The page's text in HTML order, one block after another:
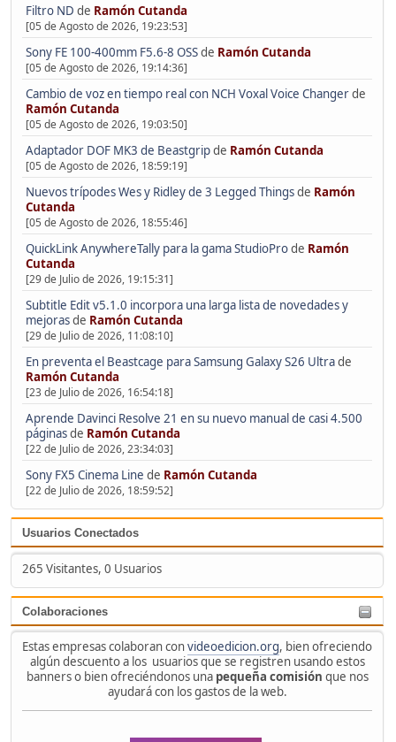
Filtro ND de Ramón Cutanda
[05 de Agosto de 2026, 19:23:53]
Sony FE 100-400mm F5.6-8 OSSde Ramón Cutanda
[05 de Agosto de 2026, 19:14:36]
Cambio de voz en tiempo real con NCH Voxal Voice Changerde
Ramón Cutanda
[05 de Agosto de 2026, 19:03:50]
Adaptador DOF MK3 de Beastgripde Ramón Cutanda
[05 de Agosto de 2026, 18:59:19]
Nuevos trípodes Wes y Ridley de 3 Legged Thingsde Ramón
Cutanda
[05 de Agosto de 2026, 18:55:46]
QuickLink AnywhereTally para la gama StudioProde Ramón
Cutanda
[29 de Julio de 2026, 19:15:31]
Subtitle Edit v5.1.0 incorpora una larga lista de novedades y
mejorasde Ramón Cutanda
[29 de Julio de 2026, 11:08:10]
En preventa el Beastcage para Samsung Galaxy S26 Ultrade
Ramón Cutanda
[23 de Julio de 2026, 16:54:18]
Aprende Davinci Resolve 21 en su nuevo manual de casi 4.500
páginasde Ramón Cutanda
[22 de Julio de 2026, 23:34:03]
Sony FX5 Cinema Line de Ramón Cutanda
[22 de Julio de 2026, 18:59:52]
Usuarios Conectados
265 Visitantes, 0 Usuarios
Colaboraciones
Estas empresas colaboran convideoedicion.org, bien ofreciendo
algún descuento a los usuarios que se registren usando estos
banners o bien ofreciéndonos una pequeña comisión que nos
ayudará con los gastos de la web.